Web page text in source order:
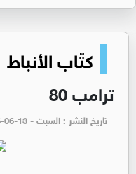
كتّاب الأنباط
ترامب 80
تاريخ النشر : السبت - am 11:14 | 2026-06-13